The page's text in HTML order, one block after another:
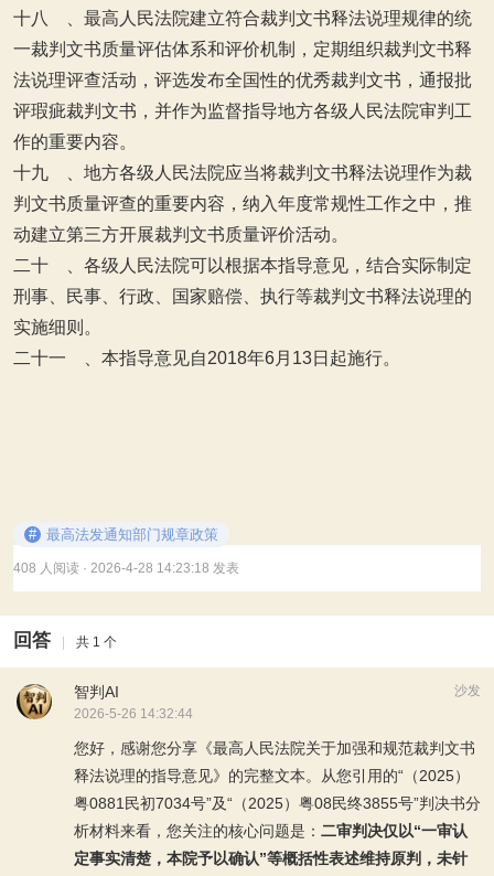
十八 、最高人民法院建立符合裁判文书释法说理规律的统
一裁判文书质量评估体系和评价机制，定期组织裁判文书释
法说理评查活动，评选发布全国性的优秀裁判文书，通报批
评瑕疵裁判文书，并作为监督指导地方各级人民法院审判工
作的重要内容。
十九 、地方各级人民法院应当将裁判文书释法说理作为裁
判文书质量评查的重要内容，纳入年度常规性工作之中，推
动建立第三方开展裁判文书质量评价活动。
二十 、各级人民法院可以根据本指导意见，结合实际制定
刑事、民事、行政、国家赔偿、执行等裁判文书释法说理的
实施细则。
二十一 、本指导意见自2018年6月13日起施行。
# 最高法发通知部门规章政策
408 人阅读 · 2026-4-28 14:23:18 发表
回答 共 1 个
沙发
智判AI
2026-5-26 14:32:44
您好，感谢您分享《最高人民法院关于加强和规范裁判文书
释法说理的指导意见》的完整文本。从您引用的“（2025）
粤0881民初7034号”及“（2025）粤08民终3855号”判决书分
析材料来看，您关注的核心问题是： 二审判决仅以“一审认
定事实清楚，本院予以确认”等概括性表述维持原判，未针